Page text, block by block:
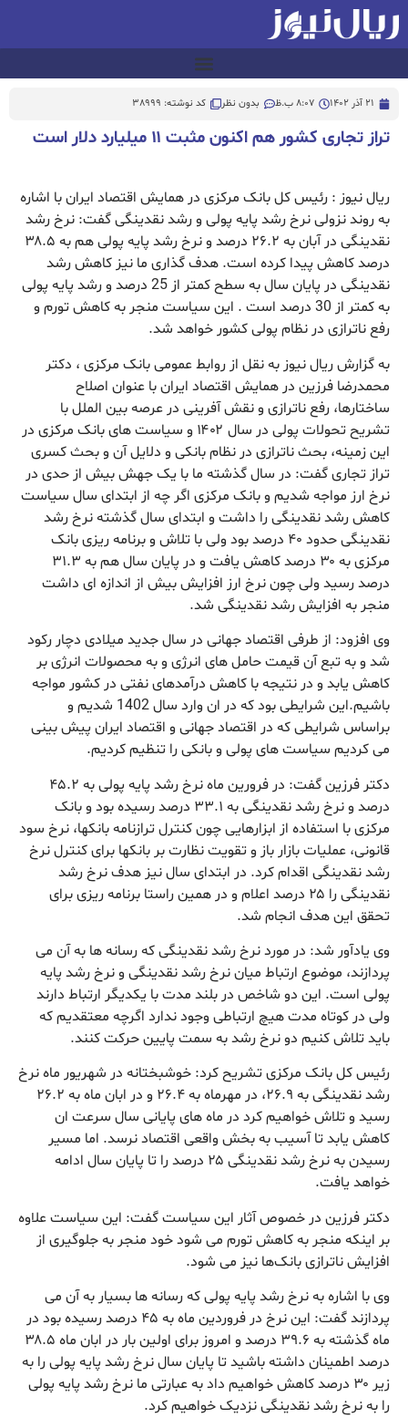
21 آذر 1402 8:07 ب.ظ بدون نظر کد نوشته: 38999
تراز تجاری کشور هم اکنون مثبت ۱۱ میلیارد دلار است
ریال نیوز : رئیس کل بانک مرکزی در همایش اقتصاد ایران با اشاره
به روند نزولی نرخ رشد پایه پولی و رشد نقدینگی گفت: نرخ رشد
نقدینگی در آبان به ۲۶.۲ درصد و نرخ رشد پایه پولی هم به ۳۸.۵
درصد کاهش پیدا کرده است. هدف گذاری ما نیز کاهش رشد
نقدینگی در پایان سال به سطح کمتر از 25 درصد و رشد پایه پولی
به کمتر از 30 درصد است . این سیاست منجر به کاهش تورم و
رفع ناترازی در نظام پولی کشور خواهد شد.
به گزارش ریال نیوز به نقل از روابط عمومی بانک مرکزی ، دکتر
محمدرضا فرزین در همایش اقتصاد ایران با عنوان اصلاح
ساختارها، رفع ناترازی و نقش آفرینی در عرصه بین الملل با
تشریح تحولات پولی در سال ۱۴۰۲ و سیاست های بانک مرکزی در
این زمینه، بحث ناترازی در نظام بانکی و دلایل آن و بحث کسری
تراز تجاری گفت: در سال گذشته ما با یک جهش بیش از حدی در
نرخ ارز مواجه شدیم و بانک مرکزی اگر چه از ابتدای سال سیاست
کاهش رشد نقدینگی را داشت و ابتدای سال گذشته نرخ رشد
نقدینگی حدود ۴۰ درصد بود ولی با تلاش و برنامه ریزی بانک
مرکزی به ۳۰ درصد کاهش یافت و در پایان سال هم به ۳۱.۳
درصد رسید ولی چون نرخ ارز افزایش بیش از اندازه ای داشت
منجر به افزایش رشد نقدینگی شد.
وی افزود: از طرفی اقتصاد جهانی در سال جدید میلادی دچار رکود
شد و به تبع آن قیمت حامل های انرژی و به محصولات انرژی بر
کاهش یابد و در نتیجه با کاهش درآمدهای نفتی در کشور مواجه
باشیم.این شرایطی بود که در ان وارد سال 1402 شدیم و
براساس شرایطی که در اقتصاد جهانی و اقتصاد ایران پیش بینی
می کردیم سیاست های پولی و بانکی را تنظیم کردیم.
دکتر فرزین گفت: در فرورین ماه نرخ رشد پایه پولی به ۴۵.۲
درصد و نرخ رشد نقدینگی به ۳۳.۱ درصد رسیده بود و بانک
مرکزی با استفاده از ابزارهایی چون کنترل ترازنامه بانکها، ‌نرخ سود
قانونی، عملیات بازار باز و تقویت نظارت بر بانکها برای کنترل نرخ
رشد نقدینگی اقدام کرد. در ابتدای سال نیز هدف نرخ رشد
نقدینگی را ۲۵ درصد اعلام و در همین راستا برنامه ریزی برای
تحقق این هدف انجام شد.
وی یادآور شد: در مورد نرخ رشد نقدینگی که رسانه ها به آن می
پردازند، موضوع ارتباط میان نرخ رشد نقدینگی و نرخ رشد پایه
پولی است. این دو شاخص در بلند مدت با یکدیگر ارتباط دارند
ولی در کوتاه مدت هیچ ارتباطی وجود ندارد اگرچه معتقدیم که
باید تلاش کنیم دو نرخ رشد به سمت پایین حرکت کنند.
رئیس کل بانک مرکزی تشریح کرد: خوشبختانه در شهریور ماه نرخ
رشد نقدینگی به ۲۶.۹، در مهرماه به ۲۶.۴ و در ابان ماه به ۲۶.۲
رسید و تلاش خواهیم کرد در ماه های پایانی سال سرعت ان
کاهش یابد تا آسیب به بخش واقعی اقتصاد نرسد. اما مسیر
رسیدن به نرخ رشد نقدینگی ۲۵ درصد را تا پایان سال ادامه
خواهد یافت.
دکتر فرزین در خصوص آثار این سیاست گفت: این سیاست علاوه
بر اینکه منجر به کاهش تورم می شود خود منجر به جلوگیری از
افزایش ناترازی بانک‌ها نیز می شود.
وی با اشاره به نرخ رشد پایه پولی که رسانه ها بسیار به آن می
پردازند گفت: این نرخ در فروردین ماه به ۴۵ درصد رسیده بود در
ماه گذشته به ۳۹.۶ درصد و امروز برای اولین بار در ابان ماه ۳۸.۵
درصد اطمینان داشته باشید تا پایان سال نرخ رشد پایه پولی را به
زیر ۳۰ درصد کاهش خواهیم داد به عبارتی ما نرخ رشد پایه پولی
را به نرخ رشد نقدینگی نزدیک خواهیم کرد.